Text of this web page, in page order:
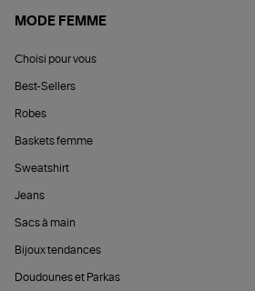
MODE FEMME
Choisi pour vous
Best-Sellers
Robes
Baskets femme
Sweatshirt
Jeans
Sacs à main
Bijoux tendances
Doudounes et Parkas